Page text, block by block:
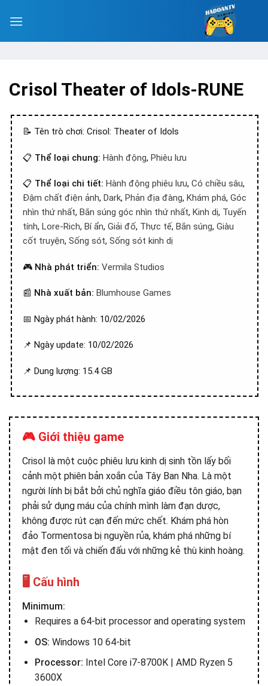
Crisol Theater of Idols-RUNE
📝 Tên trò chơi: Crisol: Theater of Idols
📋 Thể loại chung: Hành động, Phiêu lưu
📋 Thể loại chi tiết: Hành động phiêu lưu, Có chiều sâu,
Đậm chất điện ảnh, Dark, Phản địa đàng, Khám phá, Góc
nhìn thứ nhất, Bắn súng góc nhìn thứ nhất, Kinh dị, Tuyến
tính, Lore-Rich, Bí ẩn, Giải đố, Thực tế, Bắn súng, Giàu
cốt truyện, Sống sót, Sống sót kinh dị
🎮 Nhà phát triển: Vermila Studios
📰 Nhà xuất bản: Blumhouse Games
📅 Ngày phát hành: 10/02/2026
📌 Ngày update: 10/02/2026
📌 Dung lượng: 15.4 GB
🎮 Giới thiệu game
Crisol là một cuộc phiêu lưu kinh dị sinh tồn lấy bối
cảnh một phiên bản xoắn của Tây Ban Nha. Là một
người lính bị bắt bởi chủ nghĩa giáo điều tôn giáo, bạn
phải sử dụng máu của chính mình làm đạn dược,
không được rút cạn đến mức chết. Khám phá hòn
đảo Tormentosa bị nguyền rủa, khám phá những bí
mật đen tối và chiến đấu với những kẻ thù kinh hoàng.
🖥️ Cấu hình
Minimum:
Requires a 64-bit processor and operating system
OS: Windows 10 64-bit
Processor: Intel Core i7-8700K | AMD Ryzen 5
3600X